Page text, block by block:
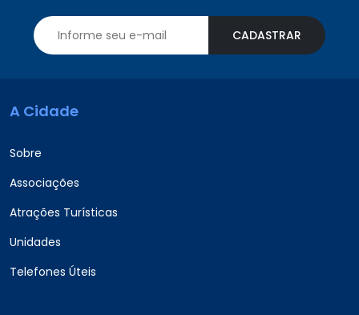
CADASTRAR
A Cidade
Sobre
Associações
Atrações Turísticas
Unidades
Telefones Úteis